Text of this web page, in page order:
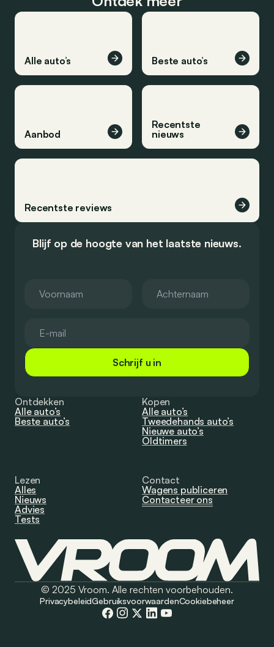
Alle auto’s Beste auto’s
Aanbod
Recentste
nieuws
Recentste reviews
Blijf op de hoogte van het laatste nieuws.
Schrijf u in
Ontdekken
Alle auto’s
Beste auto’s
Kopen
Alle auto’s
Tweedehands auto’s
Nieuwe auto’s
Oldtimers
Lezen
Alles
Nieuws
Advies
Tests
Contact
Wagens publiceren
Contacteer ons
© 2025 Vroom. Alle rechten voorbehouden.
PrivacybeleidGebruiksvoorwaardenCookiebeheer